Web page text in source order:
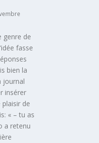
genre de
fasse
bien la
journal
insérer
de
« – tu as
a retenu